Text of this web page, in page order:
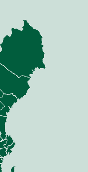
Jord